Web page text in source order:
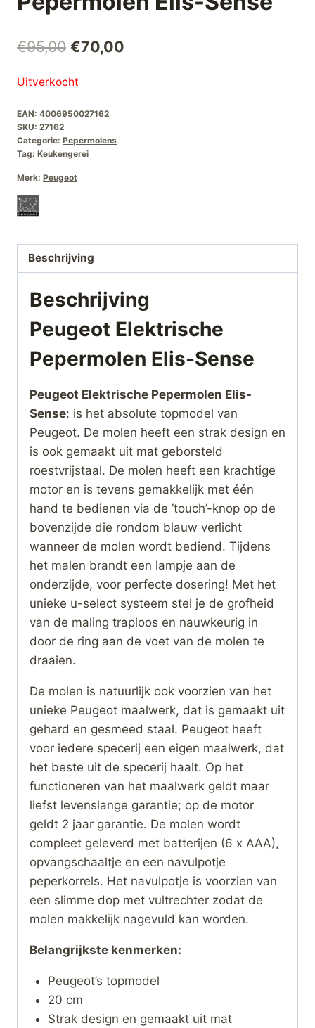
€95,00 Oorspronkelijke
€95,00.
€70,00
Uitverkocht
EAN: 4006950027162
SKU: 27162
Categorie: Pepermolens
Tag: Keukengerei
Merk: Peugeot
Beschrijving
Beschrijving
Peugeot Elektrische
Pepermolen Elis-Sense
Peugeot Elektrische Pepermolen Elis-
Sense: is het absolute topmodel van
Peugeot. De molen heeft een strak design en
is ook gemaakt uit mat geborsteld
roestvrijstaal. De molen heeft een krachtige
motor en is tevens gemakkelijk met één
hand te bedienen via de ’touch’-knop op de
bovenzijde die rondom blauw verlicht
wanneer de molen wordt bediend. Tijdens
het malen brandt een lampje aan de
onderzijde, voor perfecte dosering! Met het
unieke u-select systeem stel je de grofheid
van de maling traploos en nauwkeurig in
door de ring aan de voet van de molen te
draaien.
De molen is natuurlijk ook voorzien van het
unieke Peugeot maalwerk, dat is gemaakt uit
gehard en gesmeed staal. Peugeot heeft
voor iedere specerij een eigen maalwerk, dat
het beste uit de specerij haalt. Op het
functioneren van het maalwerk geldt maar
liefst levenslange garantie; op de motor
geldt 2 jaar garantie. De molen wordt
compleet geleverd met batterijen (6 x AAA),
opvangschaaltje en een navulpotje
peperkorrels. Het navulpotje is voorzien van
een slimme dop met vultrechter zodat de
molen makkelijk nagevuld kan worden.
Belangrijkste kenmerken:
Peugeot’s topmodel
20 cm
Strak design en gemaakt uit mat